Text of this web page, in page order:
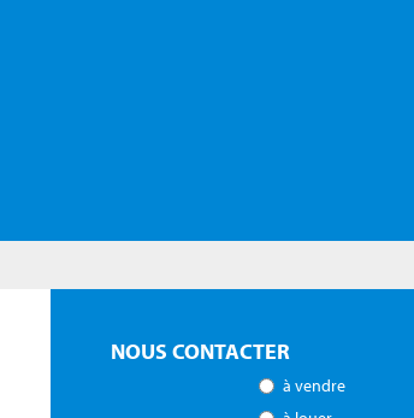
NOUS CONTACTER
à vendre